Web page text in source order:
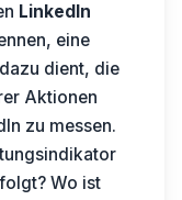
LinkedIn
eine
dient, die
Aktionen
zu messen.
Wo ist